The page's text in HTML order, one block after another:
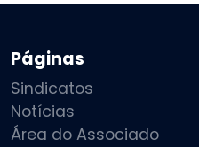
Páginas
Sindicatos
Notícias
Área do Associado